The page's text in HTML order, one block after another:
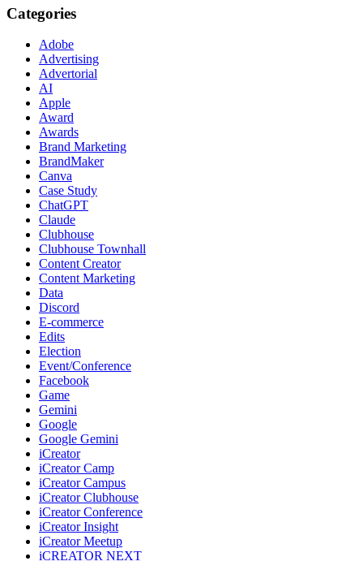
Categories
Adobe
Advertising
Advertorial
AI
Apple
Award
Awards
Brand Marketing
BrandMaker
Canva
Case Study
ChatGPT
Claude
Clubhouse
Clubhouse Townhall
Content Creator
Content Marketing
Data
Discord
E-commerce
Edits
Election
Event/Conference
Facebook
Game
Gemini
Google
Google Gemini
iCreator
iCreator Camp
iCreator Campus
iCreator Clubhouse
iCreator Conference
iCreator Insight
iCreator Meetup
iCREATOR NEXT